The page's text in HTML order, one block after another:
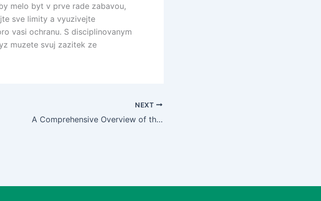
melo byt v prve rade zabavou,
sve limity a vyuzivejte
vasi ochranu. S disciplinovanym
muzete svuj zazitek ze
NEXT
A Comprehensive Overview of the Ladbrokes Gaming Experience